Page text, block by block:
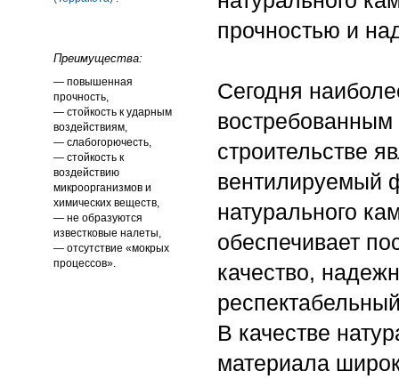
Преимущества:
— повышенная
прочность,
— стойкость к ударным
воздействиям,
— слабогорючесть,
— стойкость к
воздействию
микроорганизмов и
химических веществ,
— не образуются
известковые налеты,
— отсутствие «мокрых
процессов».
прочностью и
Сегодня
востребованным
строительстве
вентилируемый
натурального
обеспечивает
качество,
В качестве
материала